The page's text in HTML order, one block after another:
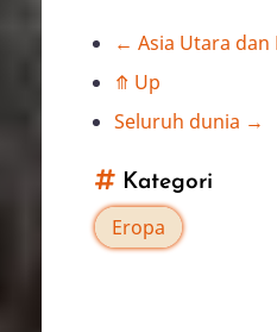
Book
traversal
links
for
← Asia Utara dan
⤊ Up
Seluruh dunia →
Kategori
Eropa